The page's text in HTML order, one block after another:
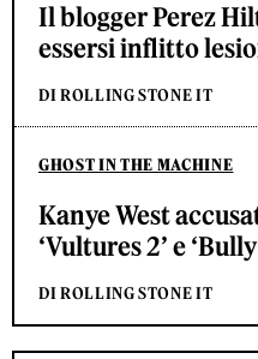
Il blogger Perez
essersi inflitto
DI ROLLING STONE IT
GHOST IN THE MACHINE
Kanye West
‘Vultures 2’ e
DI ROLLING STONE IT